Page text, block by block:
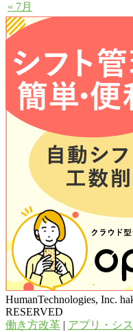
« 7月
HumanTechnologies, Inc.
RESERVED
働き方改革 | アプリ・シ